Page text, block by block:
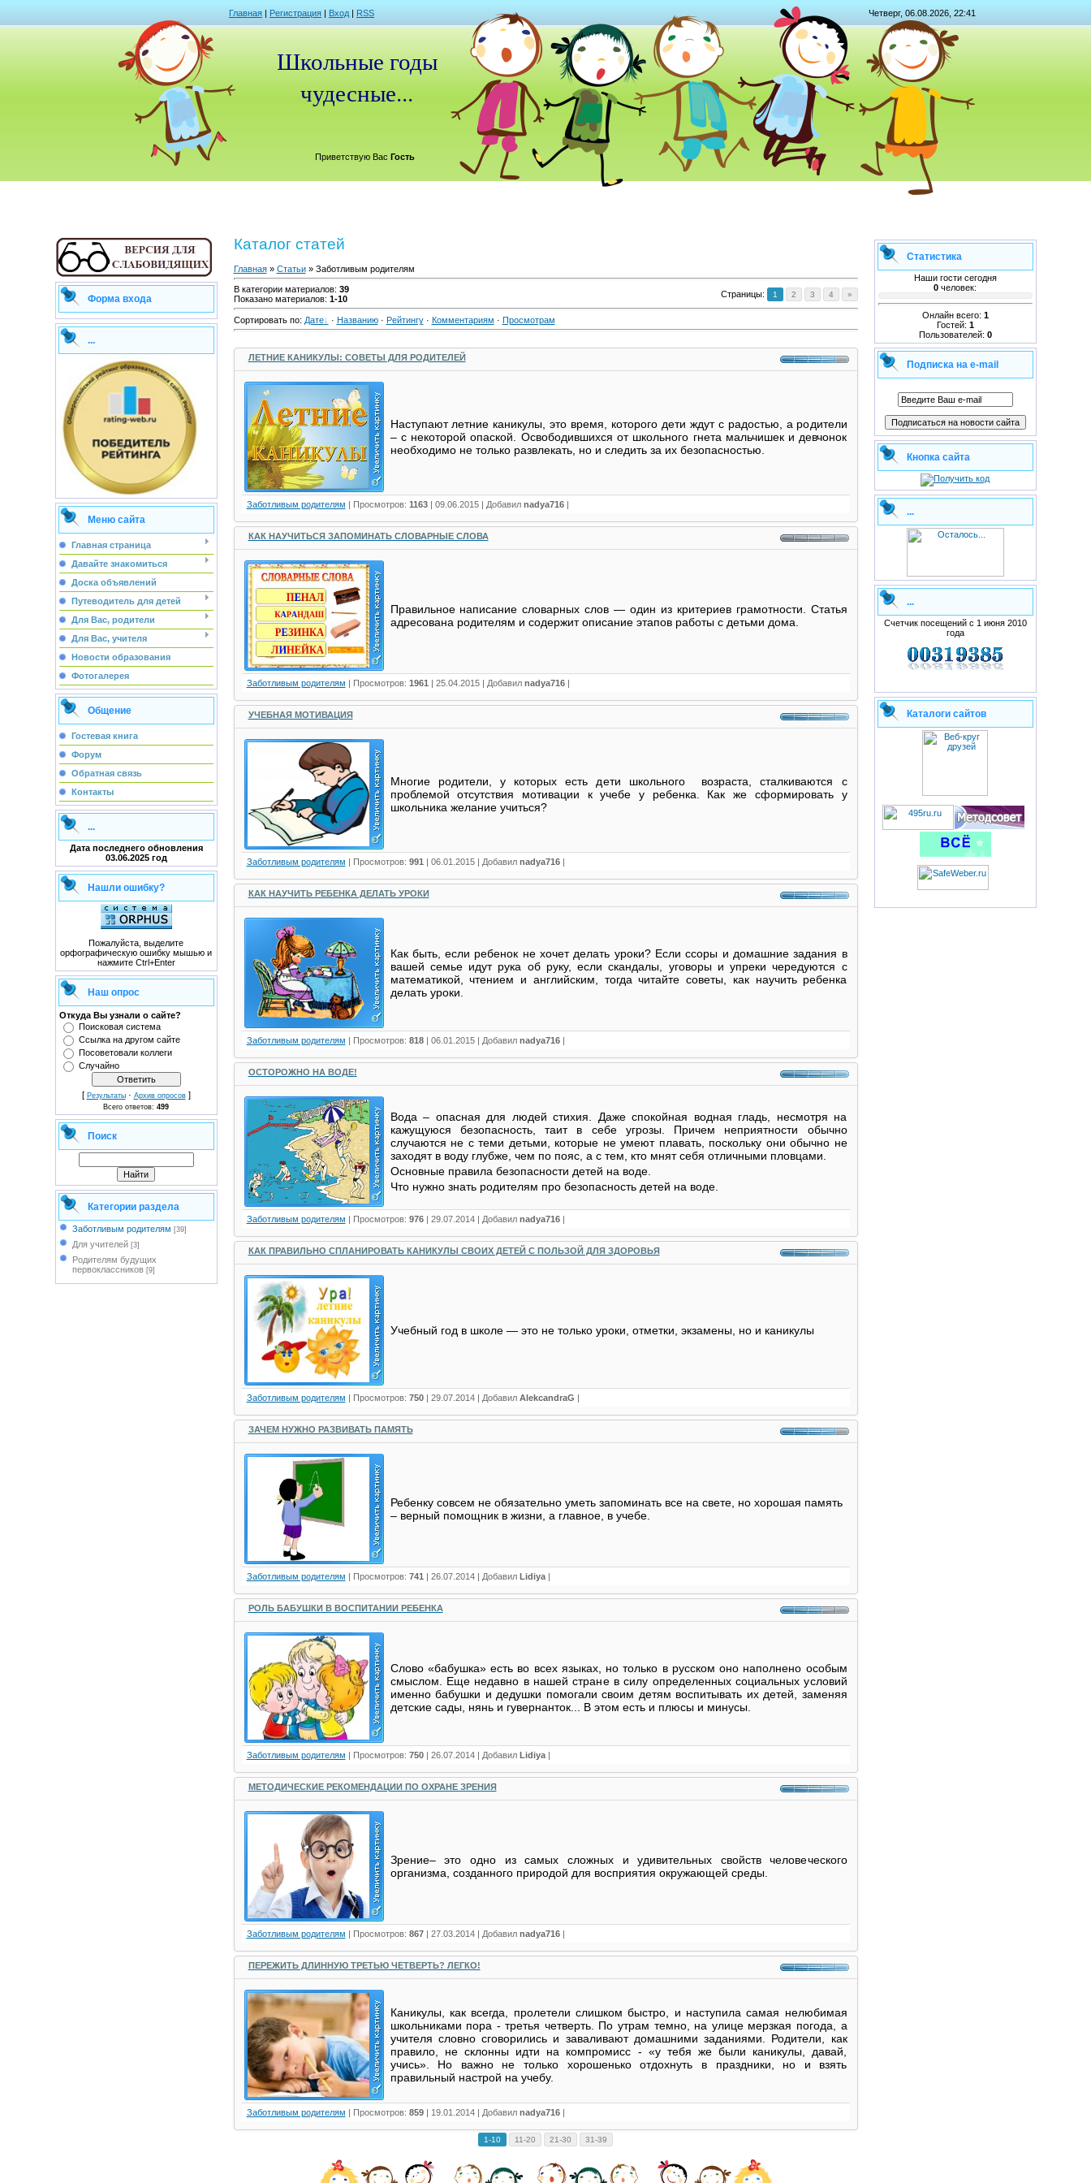
Главная | Регистрация | Вход | RSS Четверг, 06.08.2026, 22:41
Школьные годы
чудесные...
Приветствую Вас Гость
Форма входа
...
Меню сайта
Главная страница
Давайте знакомиться
Доска объявлений
Путеводитель для детей
Для Вас, родители
Для Вас, учителя
Новости образования
Фотогалерея
Общение
Гостевая книга
Форум
Обратная связь
Контакты
...
Дата последнего обновления
03.06.2025 год
Нашли ошибку?
Пожалуйста, выделите
орфографическую ошибку мышью и
нажмите Ctrl+Enter
Наш опрос
Откуда Вы узнали о сайте?
Поисковая система
Сcылка на другом сайте
Посоветовали коллеги
Случайно
[ Результаты· Архив опросов]
Всего ответов: 499
Поиск
Категории раздела
Заботливым родителям [39]
Для учителей [3]
Родителям будущих
первоклассников [9]
Каталог статей
Главная» Статьи» Заботливым родителям
В категории материалов: 39
Показано материалов: 1-10 Страницы: 1 2 3 4 »
Сортировать по: Дате · Названию· Рейтингу· Комментариям · Просмотрам
ЛЕТНИЕ КАНИКУЛЫ: СОВЕТЫ ДЛЯ РОДИТЕЛЕЙ
Наступают летние каникулы, это время, которого дети ждут с радостью, а родители
– с некоторой опаской. Освободившихся от школьного гнета мальчишек и девчонок
необходимо не только развлекать, но и следить за их безопасностью.
Заботливым родителям | Просмотров: 1163| 09.06.2015| Добавил nadya716|
КАК НАУЧИТЬСЯ ЗАПОМИНАТЬ СЛОВАРНЫЕ СЛОВА
Правильное написание словарных слов — один из критериев грамотности. Статья
адресована родителям и содержит описание этапов работы с детьми дома.
Заботливым родителям | Просмотров: 1961 | 25.04.2015| Добавил nadya716|
УЧЕБНАЯ МОТИВАЦИЯ
Многие родители, у которых есть дети школьного возраста, сталкиваются с
проблемой отсутствия мотивации к учебе у ребенка. Как же сформировать у
школьника желание учиться?
Заботливым родителям | Просмотров: 991 | 06.01.2015| Добавил nadya716|
КАК НАУЧИТЬ РЕБЕНКА ДЕЛАТЬ УРОКИ
Как быть, если ребенок не хочет делать уроки? Если ссоры и домашние задания в
вашей семье идут рука об руку, если скандалы, уговоры и упреки чередуются с
математикой, чтением и английским, тогда читайте советы, как научить ребенка
делать уроки.
Заботливым родителям | Просмотров: 818| 06.01.2015| Добавил nadya716|
ОСТОРОЖНО НА ВОДЕ!
Вода – опасная для людей стихия. Даже спокойная водная гладь, несмотря на
кажущуюся безопасность, таит в себе угрозы. Причем неприятности обычно
случаются не с теми детьми, которые не умеют плавать, поскольку они обычно не
заходят в воду глубже, чем по пояс, а с тем, кто мнят себя отличными пловцами.
Основные правила безопасности детей на воде.
Что нужно знать родителям про безопасность детей на воде.
Заботливым родителям | Просмотров: 976| 29.07.2014| Добавил nadya716|
КАК ПРАВИЛЬНО СПЛАНИРОВАТЬ КАНИКУЛЫ СВОИХ ДЕТЕЙ С ПОЛЬЗОЙ ДЛЯ ЗДОРОВЬЯ
Учебный год в школе — это не только уроки, отметки, экзамены, но и каникулы
Заботливым родителям | Просмотров: 750| 29.07.2014| Добавил AlekcandraG |
ЗАЧЕМ НУЖНО РАЗВИВАТЬ ПАМЯТЬ
Ребенку совсем не обязательно уметь запоминать все на свете, но хорошая память
– верный помощник в жизни, а главное, в учебе.
Заботливым родителям | Просмотров: 741 | 26.07.2014| Добавил Lidiya|
РОЛЬ БАБУШКИ В ВОСПИТАНИИ РЕБЕНКА
Слово «бабушка» есть во всех языках, но только в русском оно наполнено особым
смыслом. Еще недавно в нашей стране в силу определенных социальных условий
именно бабушки и дедушки помогали своим детям воспитывать их детей, заменяя
детские сады, нянь и гувернанток... В этом есть и плюсы и минусы.
Заботливым родителям | Просмотров: 750| 26.07.2014| Добавил Lidiya|
МЕТОДИЧЕСКИЕ РЕКОМЕНДАЦИИ ПО ОХРАНЕ ЗРЕНИЯ
Зрение– это одно из самых сложных и удивительных свойств человеческого
организма, созданного природой для восприятия окружающей среды.
Заботливым родителям | Просмотров: 867| 27.03.2014| Добавил nadya716|
ПЕРЕЖИТЬ ДЛИННУЮ ТРЕТЬЮ ЧЕТВЕРТЬ? ЛЕГКО!
Каникулы, как всегда, пролетели слишком быстро, и наступила самая нелюбимая
школьниками пора - третья четверть. По утрам темно, на улице мерзкая погода, а
учителя словно сговорились и заваливают домашними заданиями. Родители, как
правило, не склонны идти на компромисс - «у тебя же были каникулы, давай,
учись». Но важно не только хорошенько отдохнуть в праздники, но и взять
правильный настрой на учебу.
Заботливым родителям | Просмотров: 859| 19.01.2014| Добавил nadya716|
1-10 11-20 21-30 31-39
Статистика
Наши гости сегодня
0 человек:
Онлайн всего: 1
Гостей: 1
Пользователей: 0
Подписка на e-mail
Кнопка сайта
...
...
Счетчик посещений с 1 июня 2010
года
Каталоги сайтов